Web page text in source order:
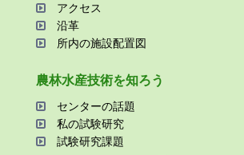
アクセス
沿⾰
所内の施設配置図
農林⽔産技術を知ろう
センターの話題
私の試験研究
試験研究課題